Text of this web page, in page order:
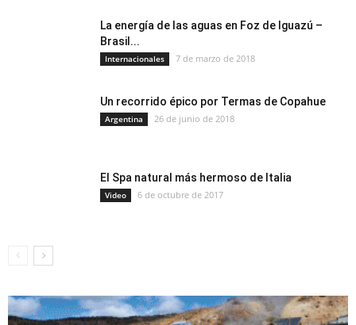
La energía de las aguas en Foz de Iguazú –
Brasil...
Internacionales 7 de marzo de 2018
Un recorrido épico por Termas de Copahue
Argentina 26 de junio de 2018
El Spa natural más hermoso de Italia
Video 6 de octubre de 2017